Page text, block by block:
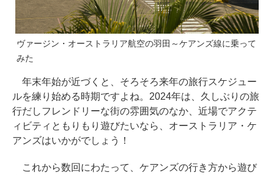
ヴァージン・オーストラリア航空の羽田～ケアンズ線に乗って
みた
年末年始が近づくと、そろそろ来年の旅行スケジュー
ルを練り始める時期ですよね。2024年は、久しぶりの旅
行だしフレンドリーな街の雰囲気のなか、近場でアクテ
ィビティともりもり遊びたいなら、オーストラリア・ケ
アンズはいかがでしょう！
これから数回にわたって、ケアンズの行き方から遊び